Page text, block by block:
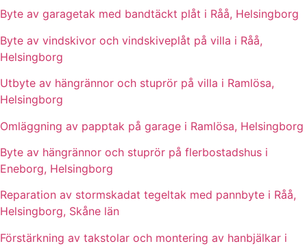
Byte av garagetak med bandtäckt plåt i Råå, Helsingborg
Byte av vindskivor och vindskiveplåt på villa i Råå,
Helsingborg
Utbyte av hängrännor och stuprör på villa i Ramlösa,
Helsingborg
Omläggning av papptak på garage i Ramlösa, Helsingborg
Byte av hängrännor och stuprör på flerbostadshus i
Eneborg, Helsingborg
Reparation av stormskadat tegeltak med pannbyte i Råå,
Helsingborg, Skåne län
Förstärkning av takstolar och montering av hanbjälkar i